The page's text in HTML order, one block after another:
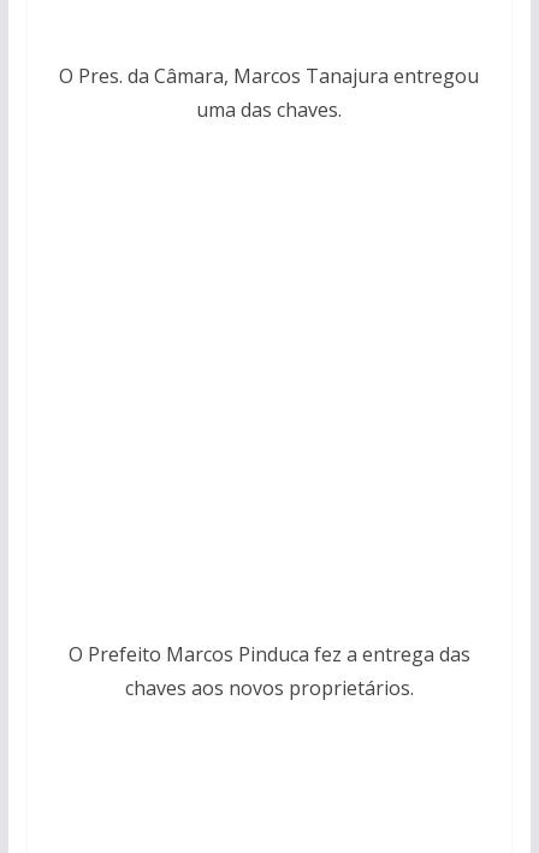
O Pres. da Câmara, Marcos Tanajura entregou
uma das chaves.
O Prefeito Marcos Pinduca fez a entrega das
chaves aos novos proprietários.